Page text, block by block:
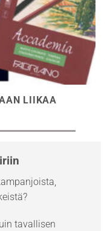
LIIKAA
tavallisen